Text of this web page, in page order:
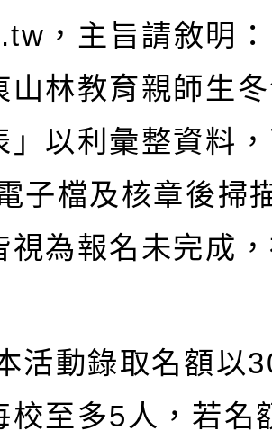
，主旨請敘明
山林教育親師生
」以利彙整資料
子檔及核章後掃
視為報名未完成
活動錄取名額以
校至多5人，若名